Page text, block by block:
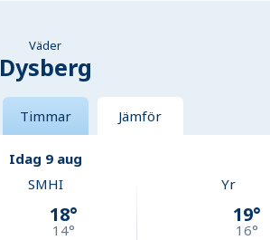
Väder
Dysberg
Timmar Jämför
Idag 9 aug
SMHI
18°
14°
Yr
19°
16°